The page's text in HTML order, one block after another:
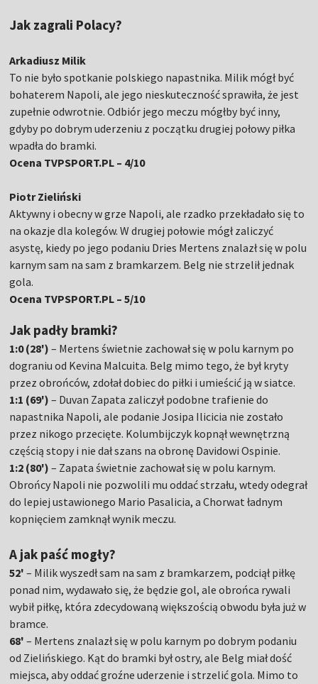
Jak zagrali Polacy?
Arkadiusz Milik
To nie było spotkanie polskiego napastnika. Milik mógł być
bohaterem Napoli, ale jego nieskuteczność sprawiła, że jest
zupełnie odwrotnie. Odbiór jego meczu mógłby być inny,
gdyby po dobrym uderzeniu z początku drugiej połowy piłka
wpadła do bramki.
Ocena TVPSPORT.PL – 4/10
Piotr Zieliński
Aktywny i obecny w grze Napoli, ale rzadko przekładało się to
na okazje dla kolegów. W drugiej połowie mógł zaliczyć
asystę, kiedy po jego podaniu Dries Mertens znalazł się w polu
karnym sam na sam z bramkarzem. Belg nie strzelił jednak
gola.
Ocena TVPSPORT.PL – 5/10
Jak padły bramki?
1:0 (28') – Mertens świetnie zachował się w polu karnym po
dograniu od Kevina Malcuita. Belg mimo tego, że był kryty
przez obrońców, zdołał dobiec do piłki i umieścić ją w siatce.
1:1 (69') – Duvan Zapata zaliczył podobne trafienie do
napastnika Napoli, ale podanie Josipa Ilicicia nie zostało
przez nikogo przecięte. Kolumbijczyk kopnął wewnętrzną
częścią stopy i nie dał szans na obronę Davidowi Ospinie.
1:2 (80') – Zapata świetnie zachował się w polu karnym.
Obrońcy Napoli nie pozwolili mu oddać strzału, wtedy odegrał
do lepiej ustawionego Mario Pasalicia, a Chorwat ładnym
kopnięciem zamknął wynik meczu.
A jak paść mogły?
52' – Milik wyszedł sam na sam z bramkarzem, podciął piłkę
ponad nim, wydawało się, że będzie gol, ale obrońca rywali
wybił piłkę, która zdecydowaną większością obwodu była już w
bramce.
68' – Mertens znalazł się w polu karnym po dobrym podaniu
od Zielińskiego. Kąt do bramki był ostry, ale Belg miał dość
miejsca, aby oddać groźne uderzenie i strzelić gola. Mimo to